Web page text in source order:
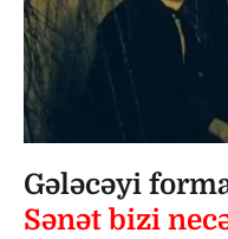
Gələcəyi
Sənət bizi